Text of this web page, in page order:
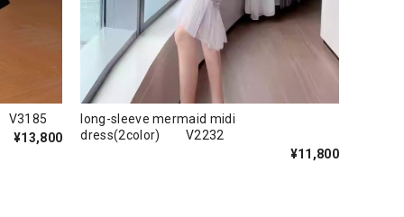
V3185
¥13,800
long-sleeve mermaid midi
dress(2color) V2232
¥11,800